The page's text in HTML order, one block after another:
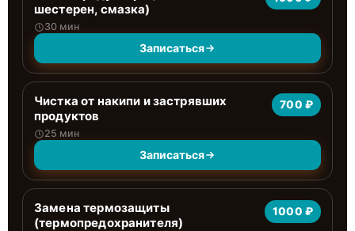
шестерен, смазка)
30 мин
Записаться
Чистка от накипи и застрявших
продуктов
25 мин
700 ₽
Записаться
Замена термозащиты
(термопредохранителя)
1000 ₽